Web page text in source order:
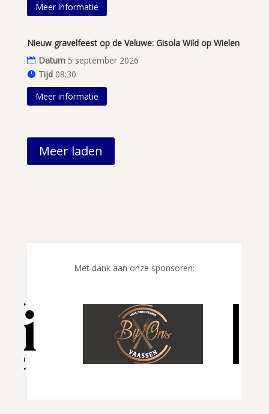
Meer informatie
Nieuw gravelfeest op de Veluwe: Gisola Wild op Wielen
Datum 5 september 2026
Tijd 08:30
Meer informatie
Meer laden
Met dank aan onze sponsoren: